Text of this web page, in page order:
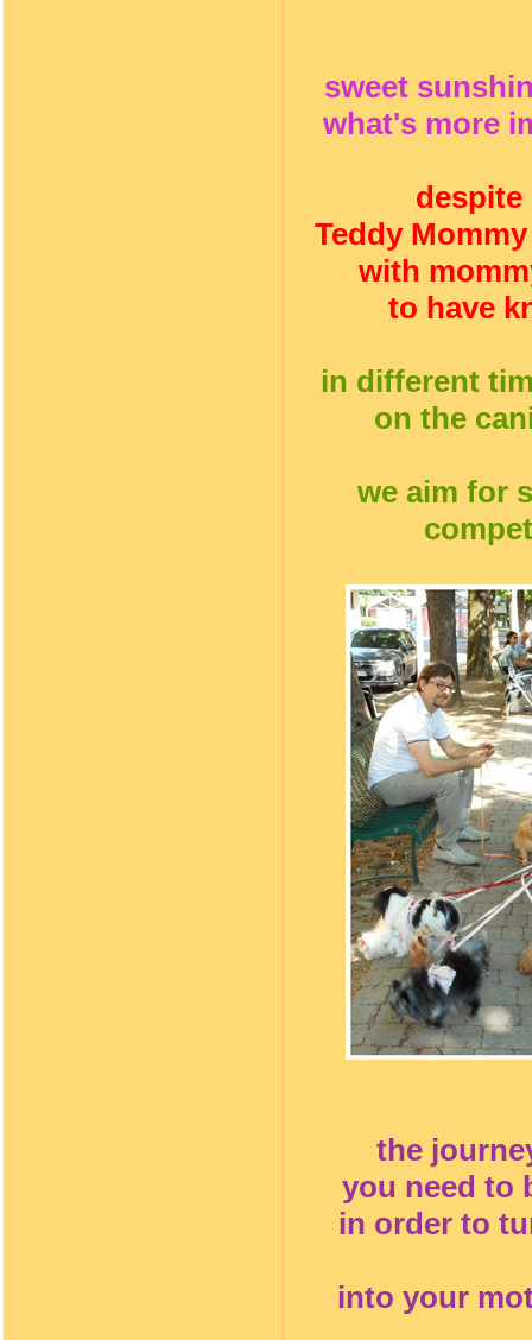
sweet
what's more
despite
Teddy
with
to have
in different
on the
we aim for
the
you need to
in order to
into your